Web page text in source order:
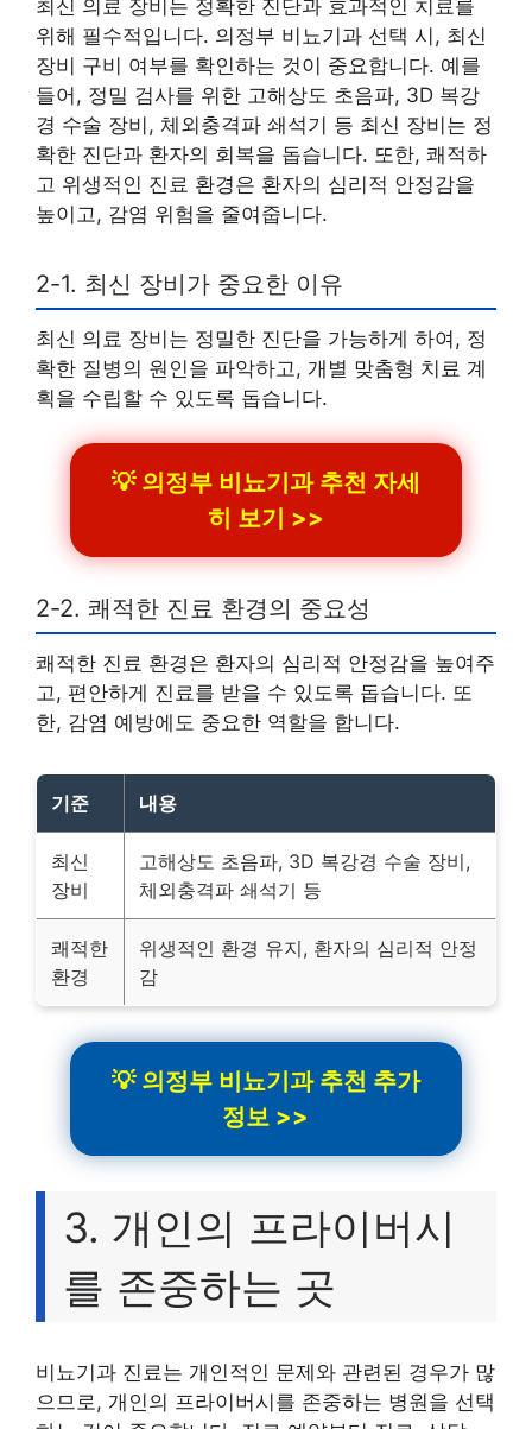
최신 의료 장비는 정확한 진단과 효과적인 치료를
위해 필수적입니다. 의정부 비뇨기과 선택 시, 최신
장비 구비 여부를 확인하는 것이 중요합니다. 예를
들어, 정밀 검사를 위한 고해상도 초음파, 3D 복강
경 수술 장비, 체외충격파 쇄석기 등 최신 장비는 정
확한 진단과 환자의 회복을 돕습니다. 또한, 쾌적하
고 위생적인 진료 환경은 환자의 심리적 안정감을
높이고, 감염 위험을 줄여줍니다.
2-1. 최신 장비가 중요한 이유
최신 의료 장비는 정밀한 진단을 가능하게 하여, 정
확한 질병의 원인을 파악하고, 개별 맞춤형 치료 계
획을 수립할 수 있도록 돕습니다.
💡 의정부 비뇨기과 추천 자세
히 보기 >>
2-2. 쾌적한 진료 환경의 중요성
쾌적한 진료 환경은 환자의 심리적 안정감을 높여주
고, 편안하게 진료를 받을 수 있도록 돕습니다. 또
한, 감염 예방에도 중요한 역할을 합니다.
기준 내용
최신
장비
고해상도 초음파, 3D 복강경 수술 장비,
체외충격파 쇄석기 등
쾌적한
환경
위생적인 환경 유지, 환자의 심리적 안정
감
💡 의정부 비뇨기과 추천 추가
정보 >>
3. 개인의 프라이버시
를 존중하는 곳
비뇨기과 진료는 개인적인 문제와 관련된 경우가 많
으므로, 개인의 프라이버시를 존중하는 병원을 선택